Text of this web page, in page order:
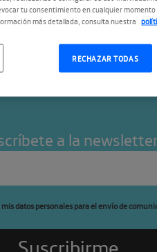
[…]
a la
datos personales para el envío de
tu consentimiento en cualquier momento
más detallada, consulta nuestra
RECHAZAR TODAS